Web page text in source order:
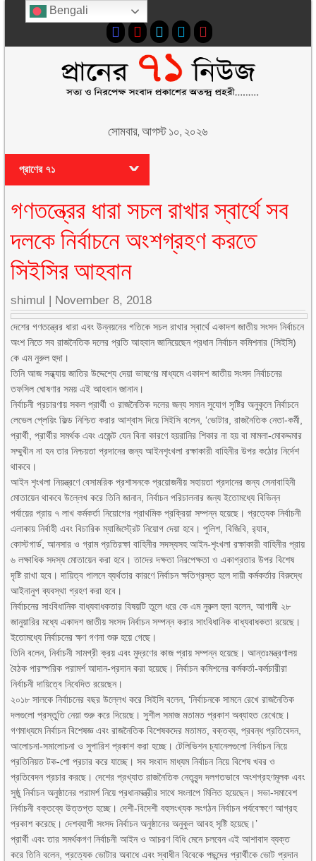
সোমবার, আগস্ট ১০, ২০২৬
প্রাণের ৭১
গণতন্ত্রের ধারা সচল রাখার স্বার্থে সব
দলকে নির্বাচনে অংশগ্রহণ করতে
সিইসির আহবান
shimul | November 8, 2018
দেশের গণতন্ত্রের ধারা এবং উন্নয়নের গতিকে সচল রাখার স্বার্থে একাদশ জাতীয় সংসদ নির্বাচনে
অংশ নিতে সব রাজনৈতিক দলের প্রতি আহবান জানিয়েছেন প্রধান নির্বাচন কমিশনার (সিইসি)
কে এম নুরুল হুদা।
তিনি আজ সন্ধ্যায় জাতির উদ্দেশ্যে দেয়া ভাষণের মাধ্যমে একাদশ জাতীয় সংসদ নির্বাচনের
তফসিল ঘোষণার সময় এই আহবান জানান।
নির্বাচনী প্রচারণায় সকল প্রার্থী ও রাজনৈতিক দলের জন্য সমান সুযোগ সৃষ্টির অনুকূলে নির্বাচনে
লেভেল প্লেয়িং ফিল্ড নিশ্চিত করার আশ্বাস দিয়ে সিইসি বলেন, ‘ভোটার, রাজনৈতিক নেতা-কর্মী,
প্রার্থী, প্রার্থীর সমর্থক এবং এজেন্ট যেন বিনা কারণে হয়রানির শিকার না হয় বা মামলা-মোকদ্দমার
সম্মুখীন না হন তার নিশ্চয়তা প্রদানের জন্য আইনশৃংখলা রক্ষাকারী বাহিনীর উপর কঠোর নির্দেশ
থাকবে।
আইন শৃংখলা নিয়ন্ত্রণে বেসামরিক প্রশাসনকে প্রয়োজনীয় সহায়তা প্রদানের জন্য সেনাবাহিনী
মোতায়েন থাকবে উল্লেখ করে তিনি জানান, নির্বাচন পরিচালনার জন্য ইতোমধ্যে বিভিন্ন
পর্যায়ের প্রায় ৭ লাখ কর্মকর্তা নিয়োগের প্রাথমিক প্রক্রিয়া সম্পন্ন হয়েছে। প্রত্যেক নির্বাচনী
এলাকায় নির্বাহী এবং বিচারিক ম্যাজিস্ট্রেট নিয়োগ দেয়া হবে। পুলিশ, বিজিবি, র‌্যাব,
কোস্টগার্ড, আনসার ও গ্রাম প্রতিরক্ষা বাহিনীর সদস্যসহ আইন-শৃংখলা রক্ষাকারী বাহিনীর প্রায়
৬ লক্ষাধিক সদস্য মোতায়েন করা হবে। তাদের দক্ষতা নিরপেক্ষতা ও একাগ্রতার উপর বিশেষ
দৃষ্টি রাখা হবে। দায়িত্ব পালনে ব্যর্থতার কারণে নির্বাচন ক্ষতিগ্রস্ত হলে দায়ী কর্মকর্তার বিরুদ্ধে
আইনানুগ ব্যবস্থা গ্রহণ করা হবে।
নির্বাচনের সাংবিধানিক বাধ্যবাধকতার বিষয়টি তুলে ধরে কে এম নুরুল হুদা বলেন, আগামী ২৮
জানুয়ারির মধ্যে একাদশ জাতীয় সংসদ নির্বাচন সম্পন্ন করার সাংবিধানিক বাধ্যবাধকতা রয়েছে।
ইতোমধ্যে নির্বাচনের ক্ষণ গণনা শুরু হয়ে গেছে।
তিনি বলেন, নির্বাচনী সামগ্রী ক্রয় এবং মুদ্রণের কাজ প্রায় সম্পন্ন হয়েছে। আন্তঃমন্ত্রণালয়
বৈঠক পারস্পরিক পরামর্শ আদান-প্রদান করা হয়েছে। নির্বাচন কমিশনের কর্মকর্তা-কর্মচারীরা
নির্বাচনী দায়িত্বে নিবেদিত রয়েছেন।
২০১৮ সালকে নির্বাচনের বছর উল্লেখ করে সিইসি বলেন, ‘নির্বাচনকে সামনে রেখে রাজনৈতিক
দলগুলো প্রস্তুতি নেয়া শুরু করে দিয়েছে। সুশীল সমাজ মতামত প্রকাশ অব্যাহত রেখেছে।
গণমাধ্যমে নির্বাচন বিশেষজ্ঞ এবং রাজনৈতিক বিশেষকদের মতামত, বক্তব্য, প্রবন্ধ প্রতিবেদন,
আলোচনা-সমালোচনা ও সুপারিশ প্রকাশ করা হচ্ছে। টেলিভিশন চ্যানেলগুলো নির্বাচন নিয়ে
প্রতিনিয়ত টক-শো প্রচার করে যাচ্ছে। সব সংবাদ মাধ্যম নির্বাচন নিয়ে বিশেষ খবর ও
প্রতিবেদন প্রচার করছে। দেশের প্রখ্যাত রাজনৈতিক নেতৃবৃন্দ দলগতভাবে অংশগ্রহণমূলক এবং
সুষ্ঠু নির্বাচন অনুষ্ঠানের পরামর্শ নিয়ে প্রধানমন্ত্রীর সাথে সংলাপে মিলিত হয়েছেন। সভা-সমাবেশ
নির্বাচনী বক্তব্যে উত্তপ্ত হচ্ছে। দেশী-বিদেশী বহুসংখ্যক সংগঠন নির্বাচন পর্যবেক্ষণে আগ্রহ
প্রকাশ করেছে। দেশব্যাপী সংসদ নির্বাচন অনুষ্ঠানের অনুকুল আবহ সৃষ্টি হয়েছে।’
প্রার্থী এবং তার সমর্থকগণ নির্বাচনী আইন ও আচরণ বিধি মেনে চলবেন এই আশাবাদ ব্যক্ত
করে তিনি বলেন, প্রত্যেক ভোটার অবাধে এবং স্বাধীন বিবেকে পছন্দের প্রার্থীকে ভোট প্রদান
Bengali